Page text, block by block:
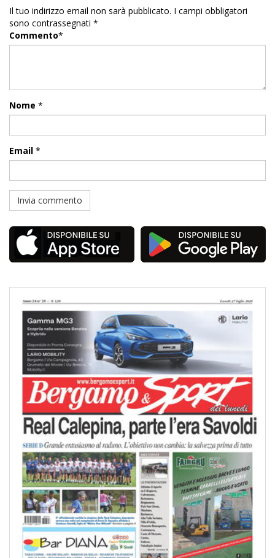
Il tuo indirizzo email non sarà pubblicato. I campi obbligatori
sono contrassegnati *
Commento*
Nome *
Email *